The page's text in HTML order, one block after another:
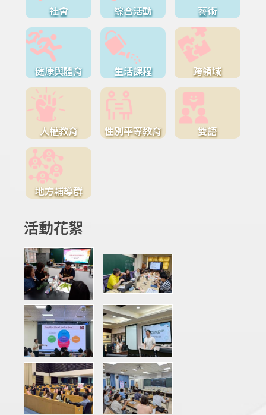
社會 綜合活動 藝術
健康與體育 生活課程 跨領域
人權教育 性別平等教育 雙語
地方輔導群
活動花絮